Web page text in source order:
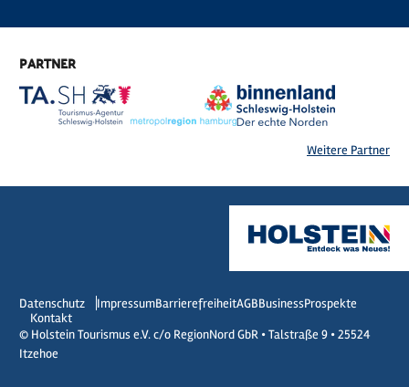
PARTNER
Weitere Partner
Datenschutz ImpressumBarrierefreiheitAGBBusinessProspekte
Kontakt
© Holstein Tourismus e.V. c/o RegionNord GbR • Talstraße 9 • 25524
Itzehoe